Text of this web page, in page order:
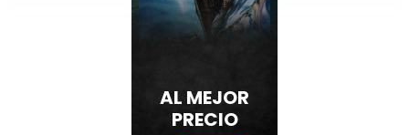
AL MEJOR
PRECIO